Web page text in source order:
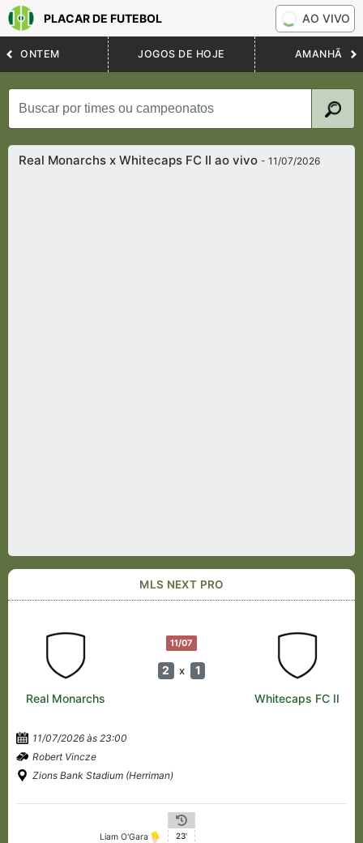
PLACAR DE FUTEBOL AO VIVO
ONTEM JOGOS DE HOJE AMANHÃ
Real Monarchs x Whitecaps FC II ao vivo- 11/07/2026
MLS NEXT PRO
11/07
2 x 1
Real Monarchs Whitecaps FC II
11/07/2026 às 23:00
Robert Vincze
Zions Bank Stadium (Herriman)
Liam O'Gara 23'